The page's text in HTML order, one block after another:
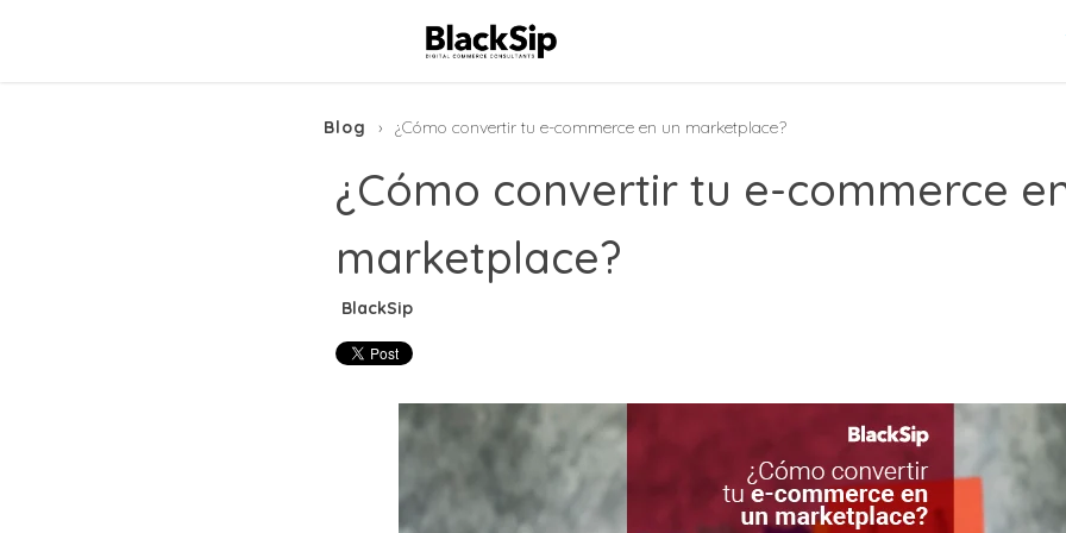
Blog ¿Cómo convertir tu e-commerce en un marketplace?
¿Cómo convertir tu e-commerce
marketplace?